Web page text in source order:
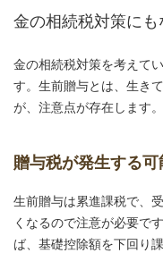
金の相続税対策にも
金の相続税対策を考えて
す。生前贈与とは、生き
が、注意点が存在します。
贈与税が発生する可
生前贈与は累進課税で、
くなるので注意が必要で
ば、基礎控除額を下回り